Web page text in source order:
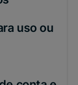
uso ou